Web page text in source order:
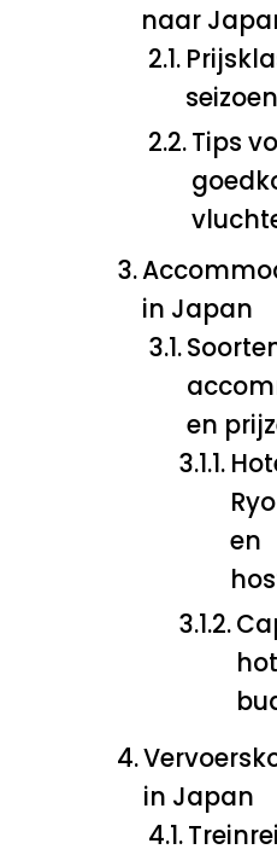
naar
Tips
in Japan
en
en
in Japan